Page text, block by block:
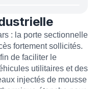
: la porte sectionnelle
fortement sollicités.
de faciliter le
utilitaires et des
injectés de mousse